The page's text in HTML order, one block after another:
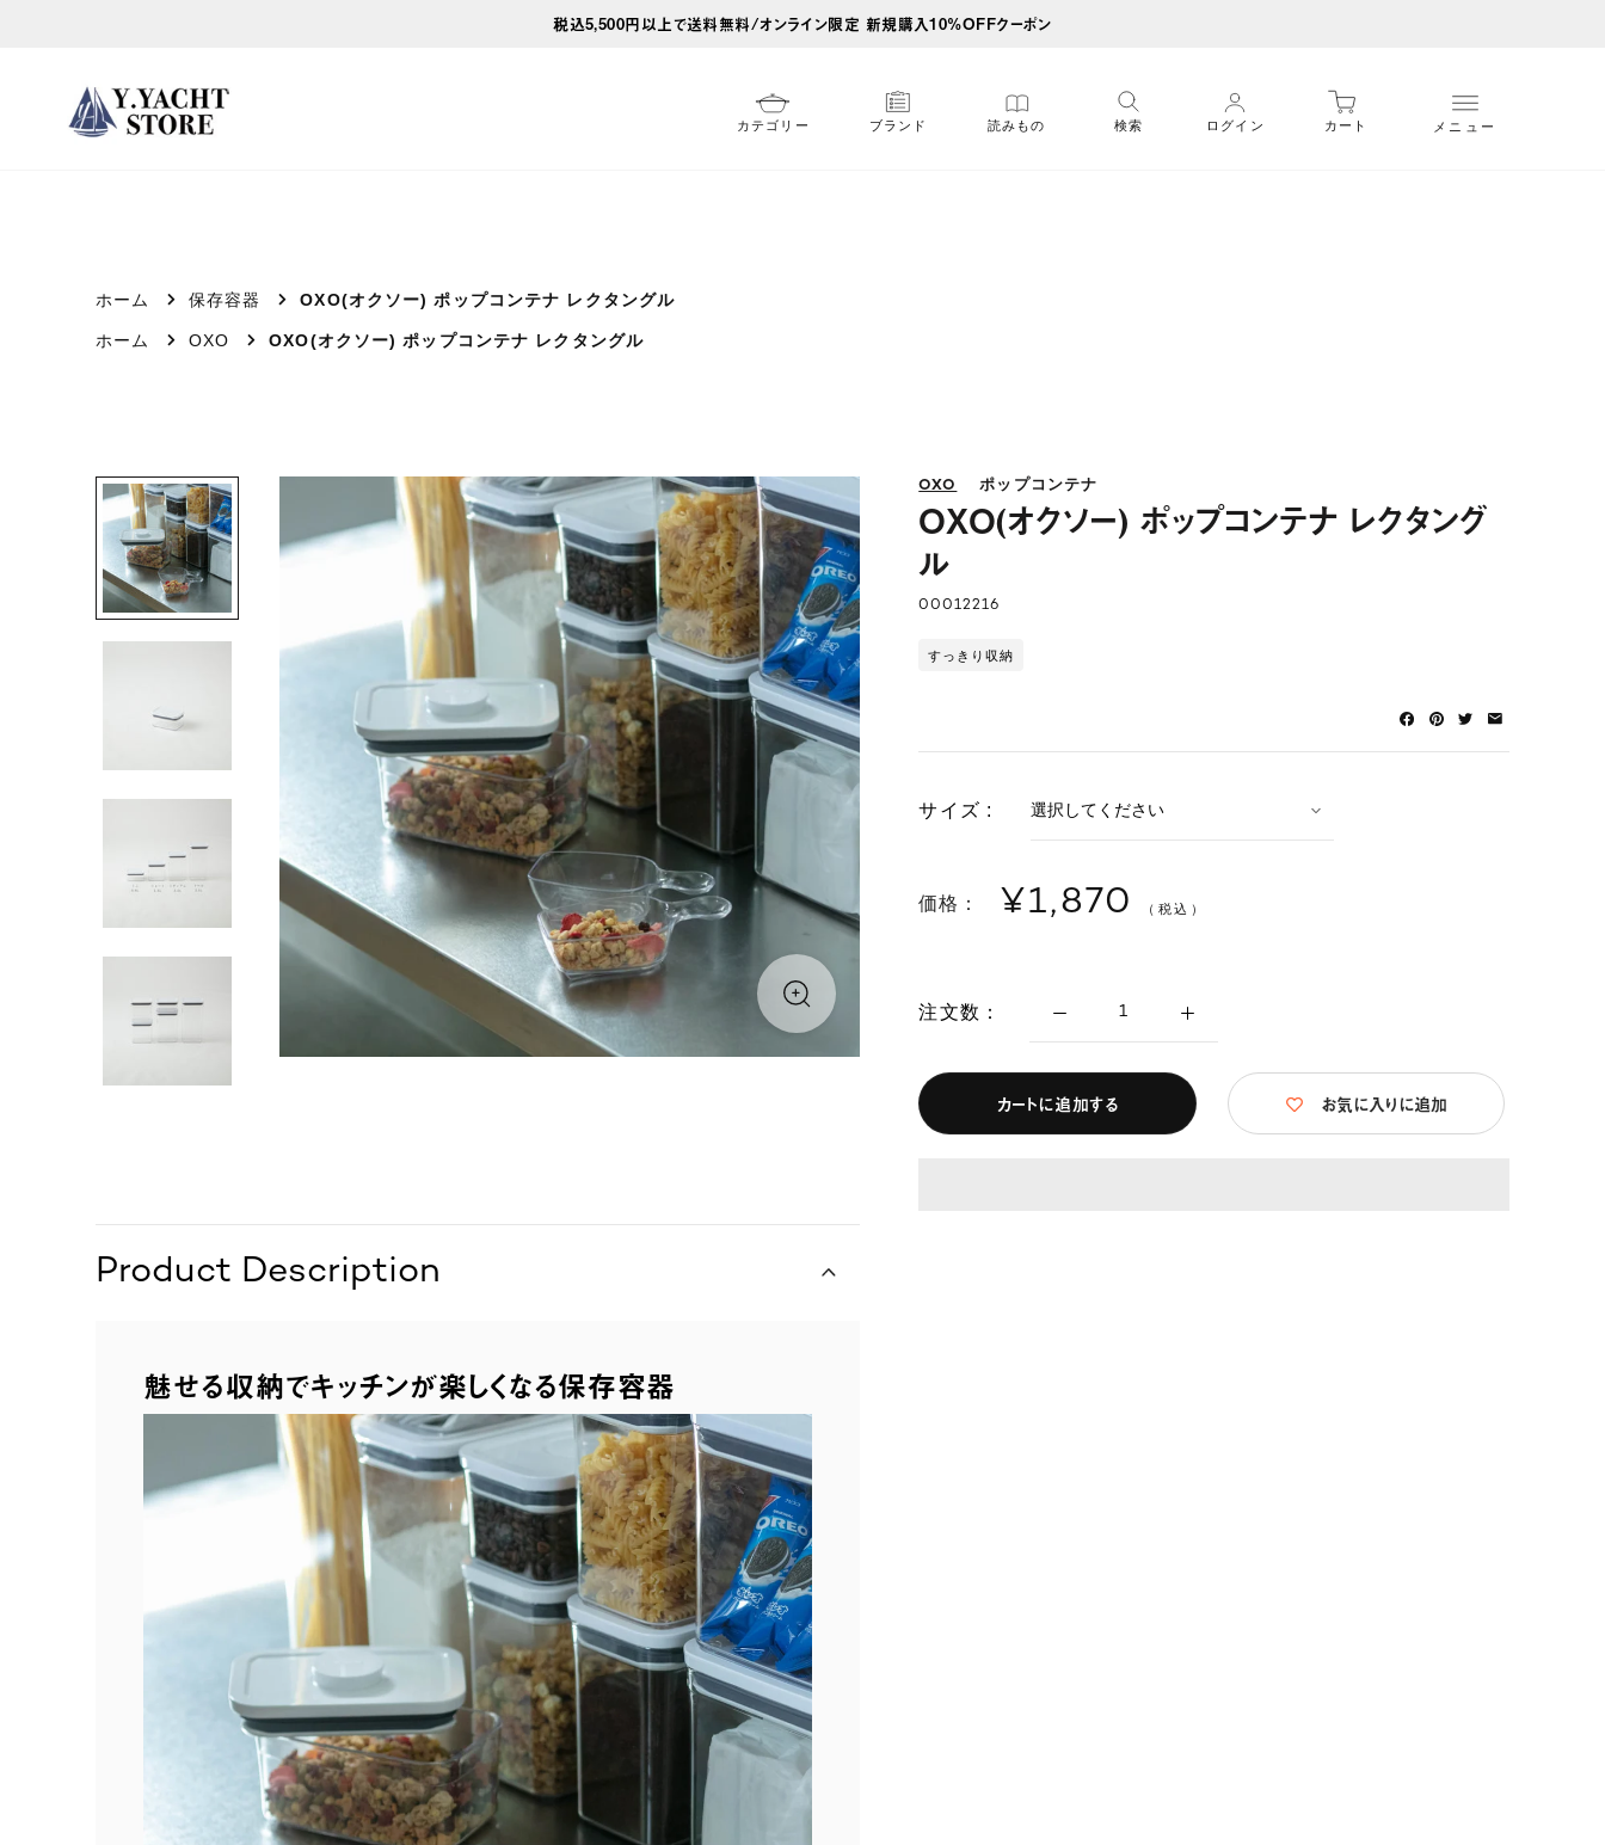
税込5,500円以上で送料無料/オンライン限定 新規購入10%OFFクーポン
カテゴリー ブランド 読みもの 検索 ログイン カート メニュー
ホーム 保存容器 OXO(オクソー) ポップコンテナ レクタングル
ホーム OXO OXO(オクソー) ポップコンテナ レクタングル
OXO ポップコンテナ
OXO(オクソー) ポップコンテナ レクタング
ル
00012216
すっきり収納
サイズ :
価格： ¥1,870 （税込）
注文数：
カートに追加する お気に入りに追加
Product Description
魅せる収納でキッチンが楽しくなる保存容器